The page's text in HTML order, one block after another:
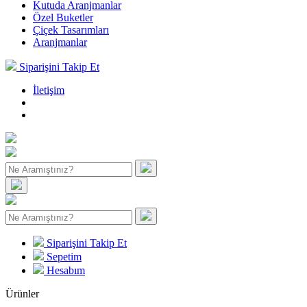
Kutuda Aranjmanlar
Özel Buketler
Çiçek Tasarımları
Aranjmanlar
Siparişini Takip Et
İletişim
Siparişini Takip Et
Sepetim
Hesabım
Ürünler